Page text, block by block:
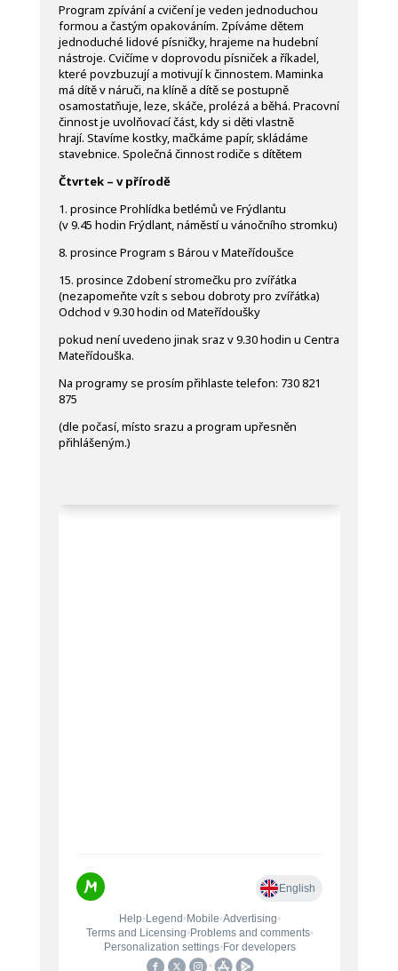
Program zpívání a cvičení je veden jednoduchou
formou a častým opakováním. Zpíváme dětem
jednoduché lidové písničky, hrajeme na hudební
nástroje. Cvičíme v doprovodu písniček a říkadel,
které povzbuzují a motivují k činnostem. Maminka
má dítě v náruči, na klíně a dítě se postupně
osamostatňuje, leze, skáče, prolézá a běhá. Pracovní
činnost je uvolňovací část, kdy si děti vlastně
hrají. Stavíme kostky, mačkáme papír, skládáme
stavebnice. Společná činnost rodiče s dítětem
Čtvrtek – v přírodě
1. prosince Prohlídka betlémů ve Frýdlantu
(v 9.45 hodin Frýdlant, náměstí u vánočního stromku)
8. prosince Program s Bárou v Mateřídoušce
15. prosince Zdobení stromečku pro zvířátka
(nezapomeňte vzít s sebou dobroty pro zvířátka)
Odchod v 9.30 hodin od Mateřídoušky
pokud není uvedeno jinak sraz v 9.30 hodin u Centra
Mateřídouška.
Na programy se prosím přihlaste telefon: 730 821
875
(dle počasí, místo srazu a program upřesněn
přihlášeným.)